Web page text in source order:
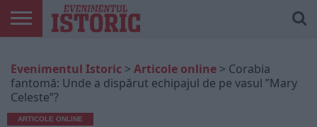
ONLINE
EDIȚII
TIPĂRITE
ISTORIC
PLAY
CONTUL
MEU
Evenimentul Istoric > Articole online > Corabia
fantomă: Unde a dispărut echipajul de pe vasul ”Mary
Celeste”?
ARTICOLE ONLINE